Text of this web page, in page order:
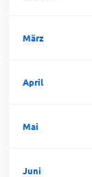
März
April
Mai
Juni